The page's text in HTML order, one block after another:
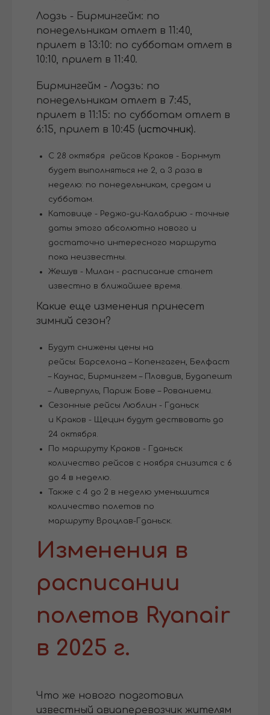
Лодзь - Бирмингейм: по
понедельникам отлет в 11:40,
прилет в 13:10: по субботам отлет в
10:10, прилет в 11:40.
Бирмингейм - Лодзь: по
понедельникам отлет в 7:45,
прилет в 11:15: по субботам отлет в
6:15, прилет в 10:45 (источник).
С 28 октября рейсов Краков - Борнмут
будет выполняться не 2, а 3 раза в
неделю: по понедельникам, средам и
субботам.
Катовице - Реджо-ди-Калабрию - точные
даты этого абсолютно нового и
достаточно интересного маршрута
пока неизвестны.
Жешув - Милан - расписание станет
известно в ближайшее время.
Какие еще изменения принесет
зимний сезон?
Будут снижены цены на
рейсы: Барселона – Копенгаген, Белфаст
– Каунас, Бирмингем – Пловдив, Будапешт
– Ливерпуль, Париж Бове – Рованиеми.
Сезонные рейсы Люблин - Гданьск
и Краков - Щецин будут дествовать до
24 октября.
По маршруту Краков - Гданьск
количество рейсов с ноября снизится с 6
до 4 в неделю.
Также с 4 до 2 в неделю уменьшится
количество полетов по
маршруту Вроцлав-Гданьск.
Изменения в
расписании
полетов Ryanair
в 2025 г.
Что же нового подготовил
известный авиаперевозчик жителям